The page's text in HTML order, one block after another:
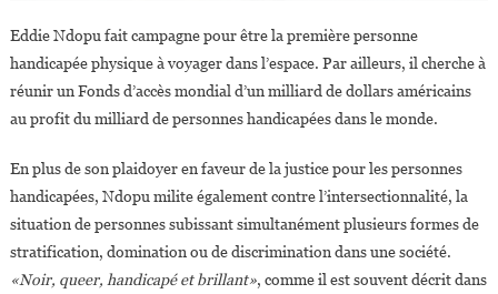
Eddie Ndopu fait campagne pour être la première personne
handicapée physique à voyager dans l’espace. Par ailleurs, il cherche à
réunir un Fonds d’accès mondial d’un milliard de dollars américains
au profit du milliard de personnes handicapées dans le monde.
En plus de son plaidoyer en faveur de la justice pour les personnes
handicapées, Ndopu milite également contre l’intersectionnalité, la
situation de personnes subissant simultanément plusieurs formes de
stratification, domination ou de discrimination dans une société.
«Noir, queer, handicapé et brillant», comme il est souvent décrit dans